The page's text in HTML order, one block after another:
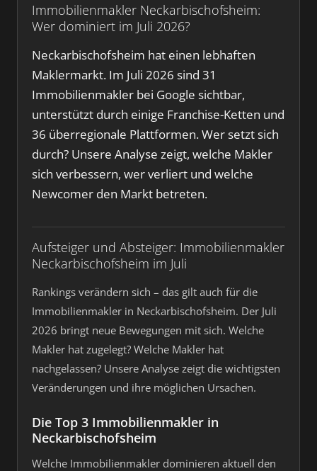
Immobilienmakler Neckarbischofsheim:
Wer dominiert im Juli 2026?
Neckarbischofsheim hat einen lebhaften
Maklermarkt. Im Juli 2026 sind 31
Immobilienmakler bei Google sichtbar,
unterstützt durch einige Franchise-Ketten und
36 überregionale Plattformen. Wer setzt sich
durch? Unsere Analyse zeigt, welche Makler
sich verbessern, wer verliert und welche
Newcomer den Markt betreten.
Aufsteiger und Absteiger: Immobilienmakler
Neckarbischofsheim im Juli
Rankings verändern sich – das gilt auch für die
Immobilienmakler in Neckarbischofsheim. Der Juli
2026 bringt neue Bewegungen mit sich. Welche
Makler hat zugelegt? Welche Makler hat
nachgelassen? Unsere Analyse zeigt die wichtigsten
Veränderungen und ihre möglichen Ursachen.
Die Top 3 Immobilienmakler in
Neckarbischofsheim
Welche Immobilienmakler dominieren aktuell den